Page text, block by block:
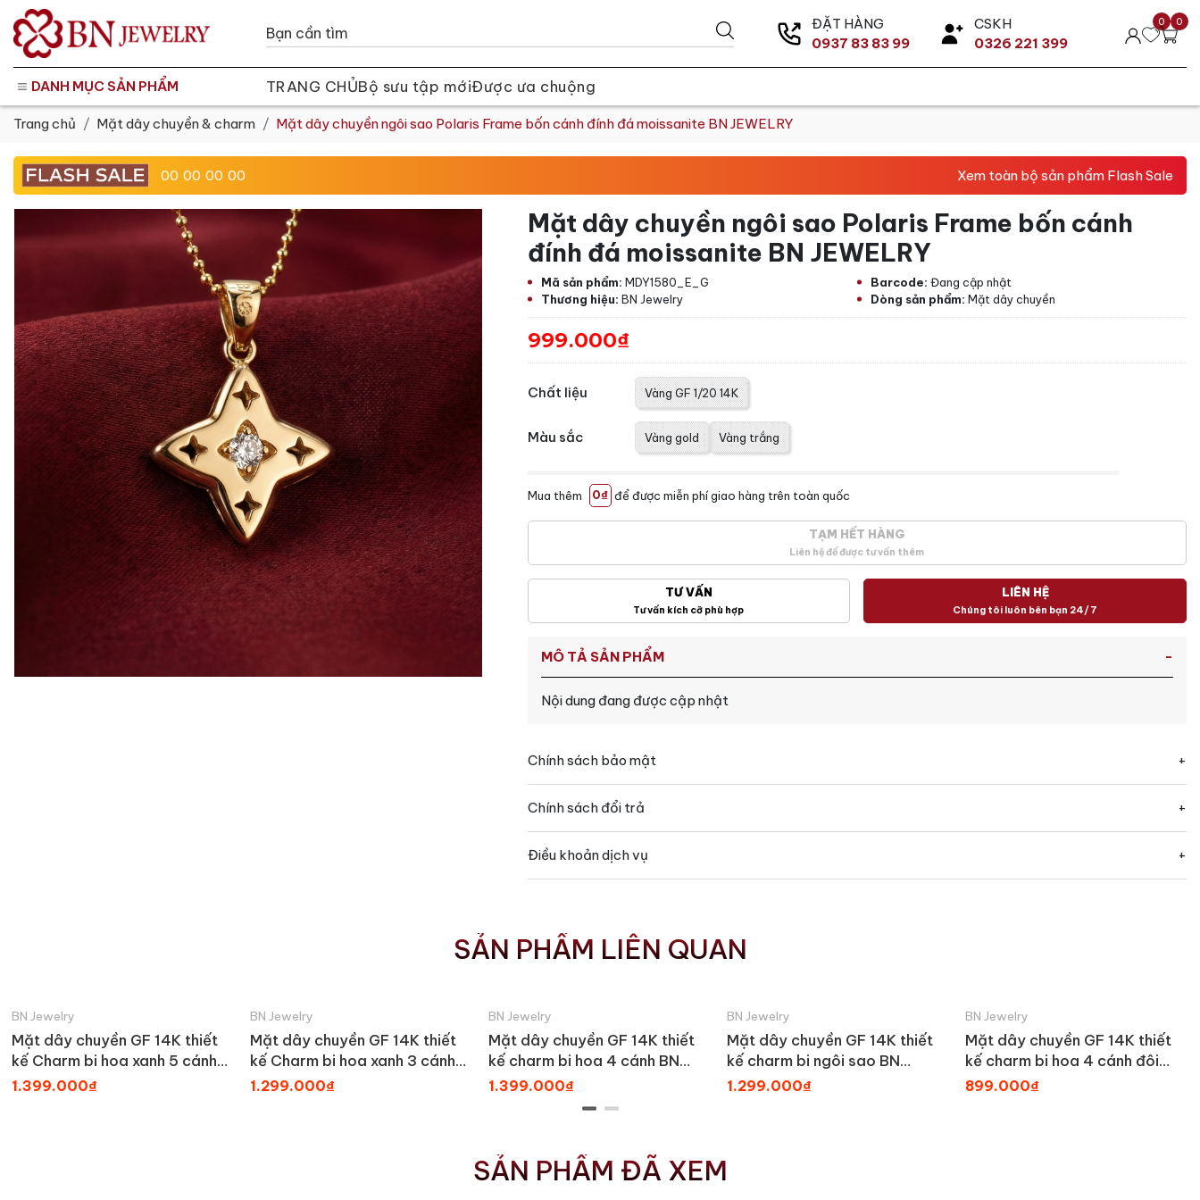
ĐẶT HÀNG
0937 83 83 99
CSKH
0326 221 399
0 0
DANH MỤC SẢN PHẨM TRANG CHỦBộ sưu tập mớiĐược ưa chuộng
Trang chủ Mặt dây chuyền & charm Mặt dây chuyền ngôi sao Polaris Frame bốn cánh đính đá moissanite BN JEWELRY
00 00 00 00 Xem toàn bộ sản phẩm Flash Sale
Mặt dây chuyền ngôi sao Polaris Frame bốn cánh
đính đá moissanite BN JEWELRY
Mã sản phẩm: MDY1580_E_G Barcode: Đang cập nhật
Thương hiệu: BN Jewelry Dòng sản phẩm: Mặt dây chuyền
999.000₫
Chất liệu Vàng GF 1/20 14K
Màu sắc Vàng gold Vàng trắng
Mua thêm 0₫ để được miễn phí giao hàng trên toàn quốc
TẠM HẾT HÀNG
Liên hệ để được tư vấn thêm
TƯ VẤN
Tư vấn kích cỡ phù hợp
LIÊN HỆ
Chúng tôi luôn bên bạn 24/7
MÔ TẢ SẢN PHẨM
Nội dung đang được cập nhật
Chính sách bảo mật
Chính sách đổi trả
Điều khoản dịch vụ
SẢN PHẨM LIÊN QUAN
BN Jewelry
Mặt dây chuyền GF 14K thiết
kế Charm bi hoa xanh 5 cánh
BN JEWELRY - PK502_E
1.399.000₫
BN Jewelry
Mặt dây chuyền GF 14K thiết
kế Charm bi hoa xanh 3 cánh
BN JEWELRY | PK501_E
1.299.000₫
BN Jewelry
Mặt dây chuyền GF 14K thiết
kế charm bi hoa 4 cánh BN
JEWELRY | PK500_E
1.399.000₫
BN Jewelry
Mặt dây chuyền GF 14K thiết
kế charm bi ngôi sao BN
JEWELRY | PK499_E
1.299.000₫
BN Jewelry
Mặt dây chuyền GF 14K thiết
kế charm bi hoa 4 cánh đôi
mini BN JEWELRY | PK488_E
899.000₫
SẢN PHẨM ĐÃ XEM